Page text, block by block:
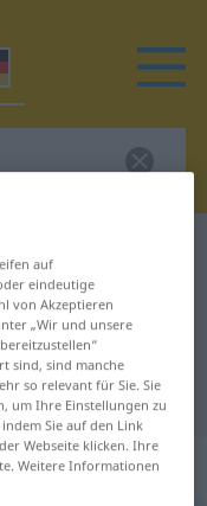
für
auf
eindeutige
von Akzeptieren
„Wir und unsere
sind, sind manche
so relevant für Sie. Sie
um Ihre Einstellungen zu
Sie auf den Link
Webseite klicken. Ihre
Weitere Informationen